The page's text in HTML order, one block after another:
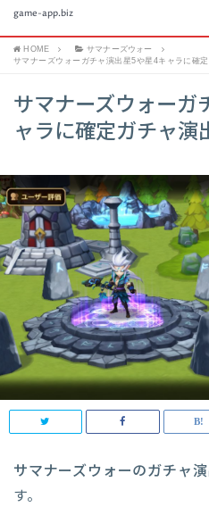
game-app.biz
HOME
サマナーズウォー
サマナーズウォーガチャ演出星5や星4キャラに確
サマナーズウォーガ
ャラに確定ガチャ演
サマナーズウォーのガチャ
す。